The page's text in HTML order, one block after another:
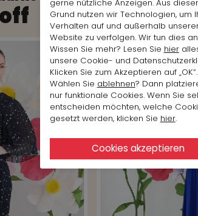
gerne nützliche Anzeigen. Aus
Grund nutzen wir Technologien, um
Verhalten auf und außerhalb
Website zu verfolgen. Wir tun dies
Wissen Sie mehr? Lesen Sie hier
unsere Cookie- und
Klicken Sie zum Akzeptieren auf „OK“.
Wählen Sie ablehnen? Dann
nur funktionale Cookies. Wenn Sie
entscheiden möchten, welche
gesetzt werden, klicken Sie hier.